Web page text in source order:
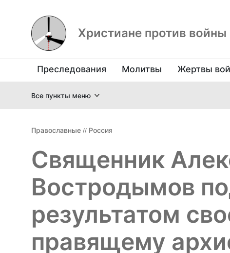
Христиане против войны
Преследования Молитвы Жертвы
Все пункты меню
Православные // Россия
Священник
Востродымов
результатом
правящему